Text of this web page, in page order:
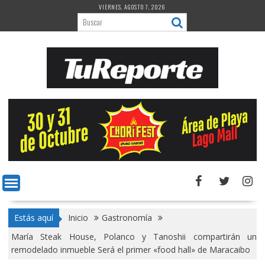
contenido
VIERNES, AGOSTO 7, 2026
Estás aquí Inicio
Gastronomía
María Steak House, Polanco y Tanoshii compartirán un
remodelado inmueble Será el primer «food hall» de Maracaibo